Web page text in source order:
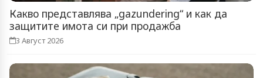
Какво представлява „gazundering“ и как да
защитите имота си при продажба
3 Август 2026